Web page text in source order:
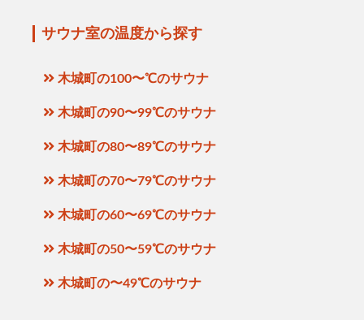
サウナ室の温度から探す
木城町の100〜℃のサウナ
木城町の90〜99℃のサウナ
木城町の80〜89℃のサウナ
木城町の70〜79℃のサウナ
木城町の60〜69℃のサウナ
木城町の50〜59℃のサウナ
木城町の〜49℃のサウナ